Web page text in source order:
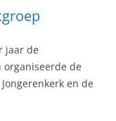
jaar de
organiseerde de
en de